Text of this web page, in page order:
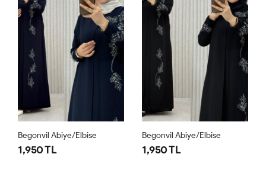
Begonvil Abiye/Elbise
1,950 TL
Begonvil Abiye/Elbise
1,950 TL